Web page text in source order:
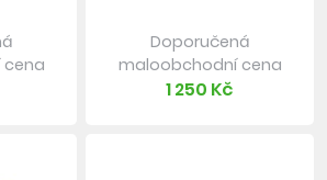
Doporučená
maloobchodní cena
1 250 Kč